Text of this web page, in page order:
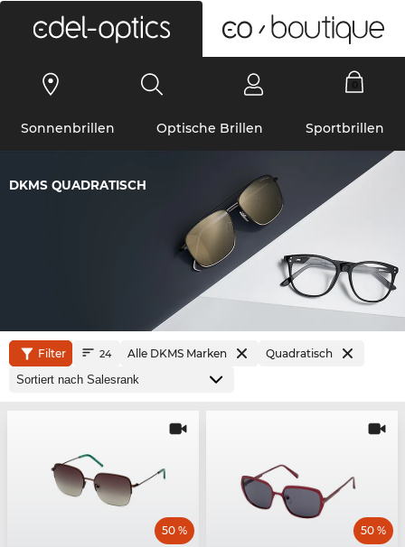
Sonnenbrillen Optische Brillen Sportbrillen
DKMS QUADRATISCH
Filter 24 Alle DKMS Marken Quadratisch
50 % 50 %